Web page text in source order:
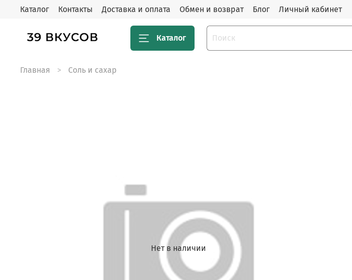
Каталог Контакты Доставка и оплата Обмен и возврат Блог Личный кабинет
Каталог
Главная Соль и сахар
Нет в наличии